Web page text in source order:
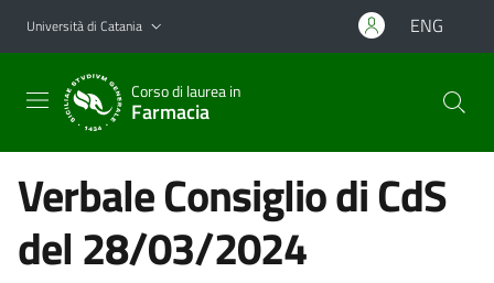
Vai al contenuto principale
Vai al menu di navigazione
Università di Catania ENG
Corso di laurea in
Farmacia
Verbale Consiglio di CdS
del 28/03/2024